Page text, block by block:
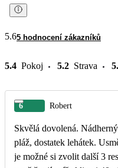
5.65 hodnocení zákazníků
5.4 Pokoj 5.2 Strava
6 Robert
Skvělá dovolená.
pláž, dostatek lehátek.
je možné si zvolit další 3